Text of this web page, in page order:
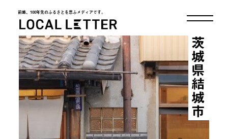
前略、100年先のふるさとを思ふメディアです。
LOCAL LETTER
茨城県結城市